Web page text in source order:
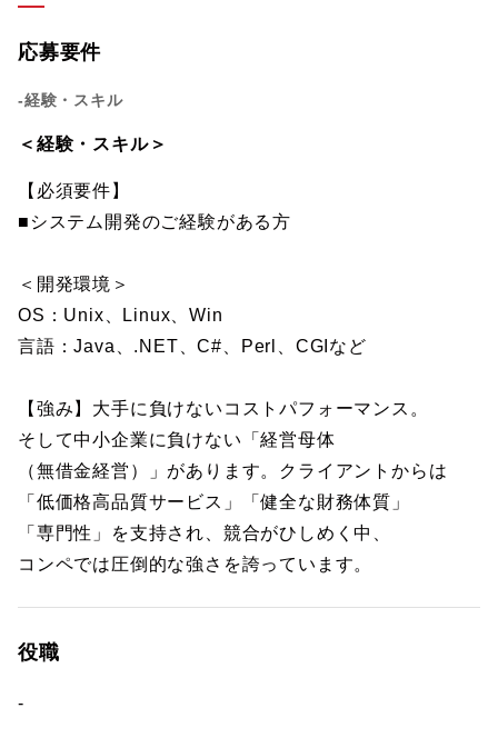
応募要件
-経験・スキル
＜経験・スキル＞
【必須要件】
■システム開発のご経験がある方
＜開発環境＞
OS：Unix、Linux、Win
言語：Java、.NET、C#、Perl、CGIなど
【強み】大手に負けないコストパフォーマンス。
そして中小企業に負けない「経営母体
（無借金経営）」があります。クライアントからは
「低価格高品質サービス」「健全な財務体質」
「専門性」を支持され、競合がひしめく中、
コンペでは圧倒的な強さを誇っています。
役職
-